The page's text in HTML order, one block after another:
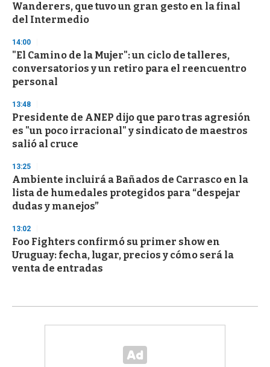
Wanderers, que tuvo un gran gesto en la final
del Intermedio
14:00
"El Camino de la Mujer": un ciclo de talleres,
conversatorios y un retiro para el reencuentro
personal
13:48
Presidente de ANEP dijo que paro tras agresión
es "un poco irracional" y sindicato de maestros
salió al cruce
13:25
Ambiente incluirá a Bañados de Carrasco en la
lista de humedales protegidos para “despejar
dudas y manejos”
13:02
Foo Fighters confirmó su primer show en
Uruguay: fecha, lugar, precios y cómo será la
venta de entradas